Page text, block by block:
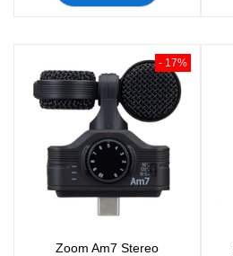
- 17%
Zoom Am7 Stereo